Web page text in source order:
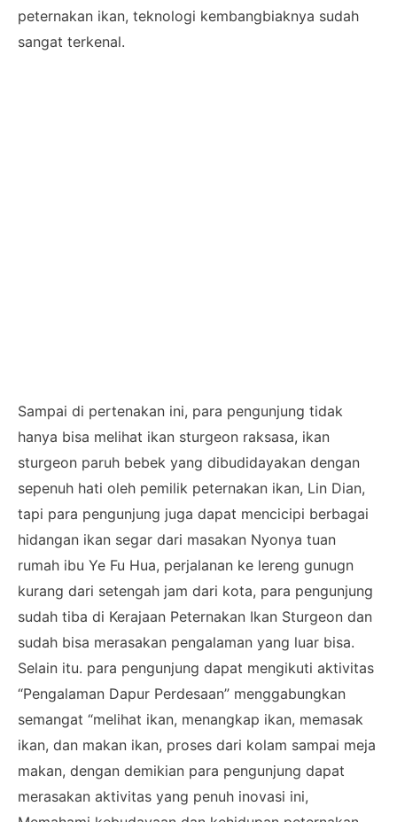
peternakan ikan, teknologi kembangbiaknya sudah
sangat terkenal.
Sampai di pertenakan ini, para pengunjung tidak
hanya bisa melihat ikan sturgeon raksasa, ikan
sturgeon paruh bebek yang dibudidayakan dengan
sepenuh hati oleh pemilik peternakan ikan, Lin Dian,
tapi para pengunjung juga dapat mencicipi berbagai
hidangan ikan segar dari masakan Nyonya tuan
rumah ibu Ye Fu Hua, perjalanan ke lereng gunugn
kurang dari setengah jam dari kota, para pengunjung
sudah tiba di Kerajaan Peternakan Ikan Sturgeon dan
sudah bisa merasakan pengalaman yang luar bisa.
Selain itu. para pengunjung dapat mengikuti aktivitas
“Pengalaman Dapur Perdesaan” menggabungkan
semangat “melihat ikan, menangkap ikan, memasak
ikan, dan makan ikan, proses dari kolam sampai meja
makan, dengan demikian para pengunjung dapat
merasakan aktivitas yang penuh inovasi ini,